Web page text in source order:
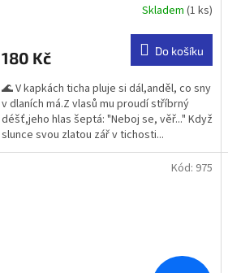
je
z
5
hvězdiček.
Skladem (1 ks)
180 Kč Do košíku
🌊 V kapkách ticha pluje si dál,anděl, co sny
v dlaních má.Z vlasů mu proudí stříbrný
déšť,jeho hlas šeptá: "Neboj se, věř..." Když
slunce svou zlatou zář v tichosti...
Kód: 975